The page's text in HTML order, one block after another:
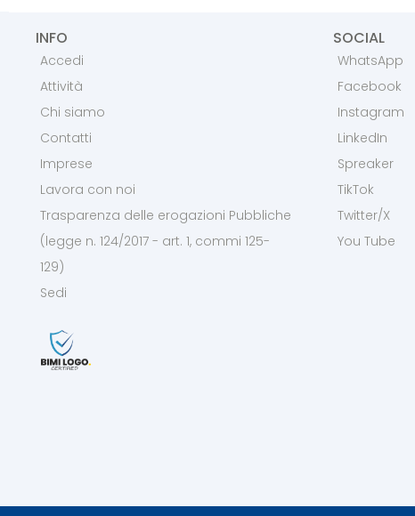
INFO
Accedi
Attività
Chi siamo
Contatti
Imprese
Lavora con noi
Trasparenza delle erogazioni Pubbliche
(legge n. 124/2017 - art. 1, commi 125-
129)
Sedi
SOCIAL
WhatsApp
Facebook
Instagram
LinkedIn
Spreaker
TikTok
Twitter/X
You Tube